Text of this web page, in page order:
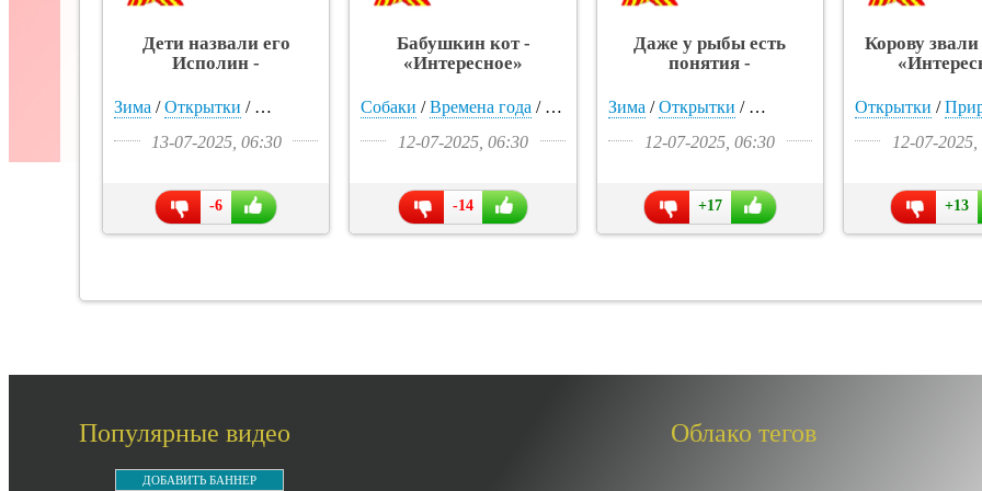
Дети назвали его
Исполин -
Зима /Открытки / Тигрры Природа/Подростки/Животные Собаки /Девушки/Дом /Лето/Сёла/
13-07-2025, 06:30
-6
Бабушкин кот -
«Интересное»
Собаки /Времена года / Тигрры /Дети/Жилье/Дом/ Зима/Видео/
12-07-2025, 06:30
-14
Даже у рыбы есть
понятия -
Зима /Открытки / Тигрры Времена года/ Реки
12-07-2025, 06:30
+17
Корову
Открытки /
12-07-
+13
Популярные видео Облако тегов
ДОБАВИТЬ БАННЕР